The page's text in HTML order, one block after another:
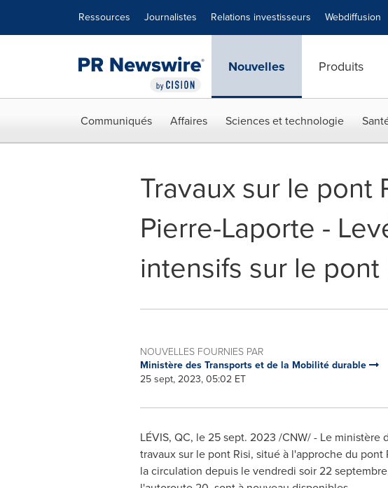
Ressources Journalistes Relations investisseurs Webdiffusion
Nouvelles Produits
Communiqués Affaires Sciences et technologie
Travaux sur le pont
Pierre-Laporte -
intensifs sur le pont
NOUVELLES FOURNIES PAR
Ministère des Transports et de la Mobilité durable
25 sept, 2023, 05:02 ET
LÉVIS, QC, le25 sept. 2023 /CNW/ - Le ministère
travaux sur le pont Risi, situé à l'approche du
la circulation depuis le vendredi soir 22